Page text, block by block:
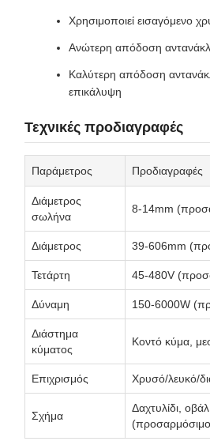
Χρησιμοποιεί εισαγόμενο
Ανώτερη απόδοση
Καλύτερη απόδοση
επικάλυψη
Τεχνικές προδιαγραφές
Παράμετρος Προδιαγραφές
Διάμετρος
σωλήνα
8-14mm
Διάμετρος 39-606mm
Τετάρτη 45-480V
Δύναμη 150-6000W
Διάστημα
κύματος
Κοντό κύμα,
Επιχρισμός Χρυσό/λευκό/
Σχήμα
Δαχτυλίδι,